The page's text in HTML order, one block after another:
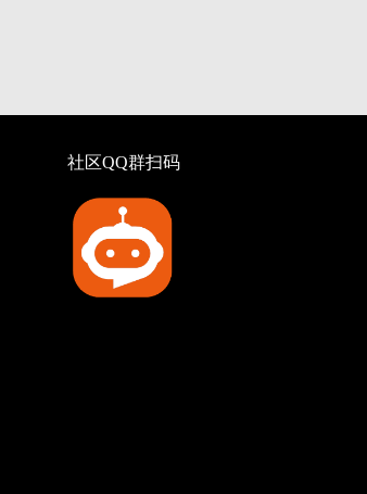
社区QQ群扫码